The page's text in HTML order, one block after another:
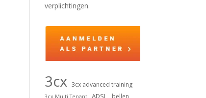
verplichtingen.
3cx 3cx advanced training
ADSL